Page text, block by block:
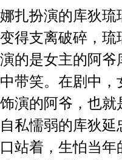
扮演的库狄琉
得支离破碎，
的是女主的阿
带笑。在剧中
演的阿爷，也
私懦弱的库狄
站着，生怕当